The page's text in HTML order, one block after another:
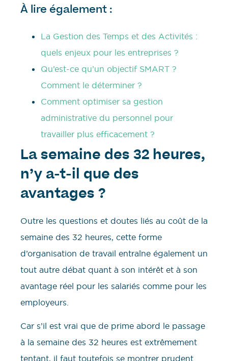
À lire également :
La Gestion des Temps et des Activités :
quels enjeux pour les entreprises ?
Qu’est-ce qu’un objectif SMART ?
Comment le déterminer ?
Comment optimiser sa gestion
administrative du personnel pour
travailler plus efficacement ?
La semaine des 32 heures,
n’y a-t-il que des
avantages ?
Outre les questions et doutes liés au coût de la
semaine des 32 heures, cette forme
d’organisation de travail entraîne également un
tout autre débat quant à son intérêt et à son
avantage réel pour les salariés comme pour les
employeurs.
Car s’il est vrai que de prime abord le passage
à la semaine des 32 heures est extrêmement
tentant, il faut toutefois se montrer prudent